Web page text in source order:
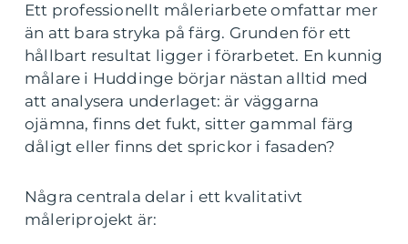
Ett professionellt måleriarbete omfattar mer
än att bara stryka på färg. Grunden för ett
hållbart resultat ligger i förarbetet. En kunnig
målare i Huddinge börjar nästan alltid med
att analysera underlaget: är väggarna
ojämna, finns det fukt, sitter gammal färg
dåligt eller finns det sprickor i fasaden?
Några centrala delar i ett kvalitativt
måleriprojekt är: